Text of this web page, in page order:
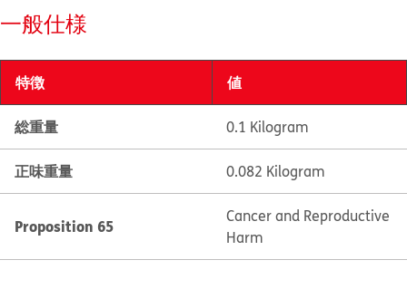
一般仕様
特徴 値
総重量 0.1 Kilogram
正味重量 0.082 Kilogram
Proposition 65
Cancer and Reproductive
Harm